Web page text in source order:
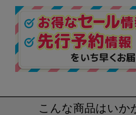
こんな商品はいか